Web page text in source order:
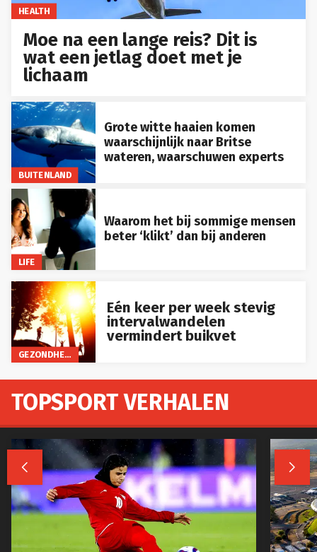
HEALTH
Moe na een lange reis? Dit is
wat een jetlag doet met je
lichaam
BUITENLAND
Grote witte haaien komen
waarschijnlijk naar Britse
wateren, waarschuwen experts
LIFE
Waarom het bij sommige mensen
beter ‘klikt’ dan bij anderen
GEZONDHEID
Eén keer per week stevig
intervalwandelen
vermindert buikvet
TOPSPORT VERHALEN
 